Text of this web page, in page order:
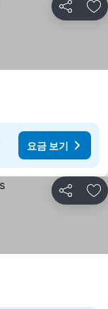
공유 즐
요금 보기
공유 즐